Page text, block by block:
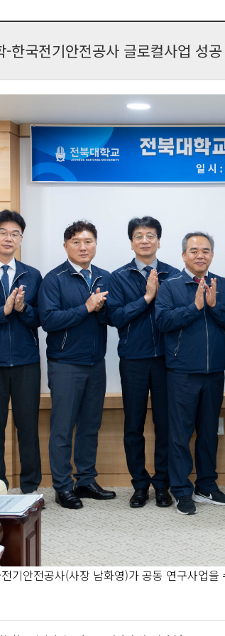
국전기안전공사 글로컬사업 성공
기안전공사(사장 남화영)가 공동 연구사업